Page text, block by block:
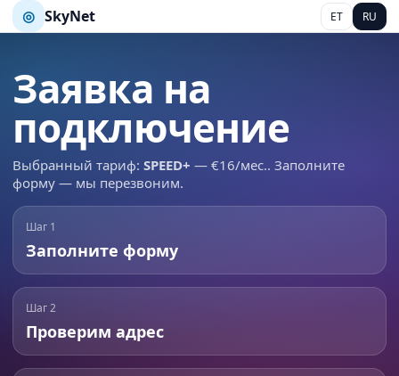
◎ SkyNet ET RU
Заявка на
подключение
Выбранный тариф: SPEED+ — €16/мес.. Заполните
форму — мы перезвоним.
Шаг 1
Заполните форму
Шаг 2
Проверим адрес